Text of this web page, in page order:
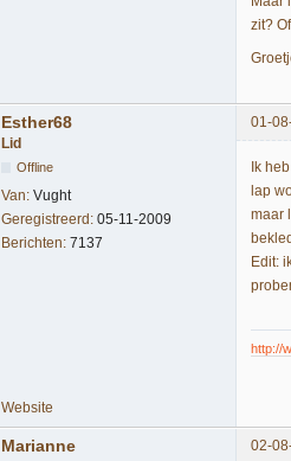
zit?
Esther68 01-
Lid
Offline
Van: Vught
Geregistreerd: 05-11-2009
Berichten: 7137
Ik
lap
maar
Edit:
http://
Website
Marianne 02-